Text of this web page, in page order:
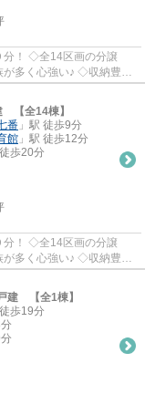
分！ ◇全14区画の分譲
が多く心強い♪ ◇収納豊富
駐車...
【全14棟】
番 」駅 徒歩9分
館 」駅 徒歩12分
歩20分
分！ ◇全14区画の分譲
が多く心強い♪ ◇収納豊富
駐車...
建 【全1棟】
歩19分